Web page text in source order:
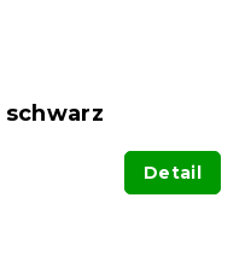
schwarz
Detail